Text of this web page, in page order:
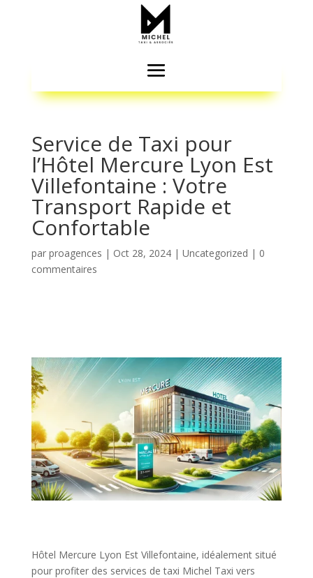
Service de Taxi pour
l’Hôtel Mercure Lyon Est
Villefontaine : Votre
Transport Rapide et
Confortable
par proagences | Oct 28, 2024| Uncategorized | 0
commentaires
Hôtel Mercure Lyon Est Villefontaine, idéalement situé
pour profiter des services de taxi Michel Taxi vers